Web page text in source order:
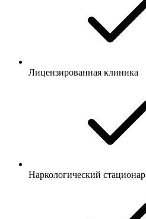
Лицензированная клиника
Наркологический стационар